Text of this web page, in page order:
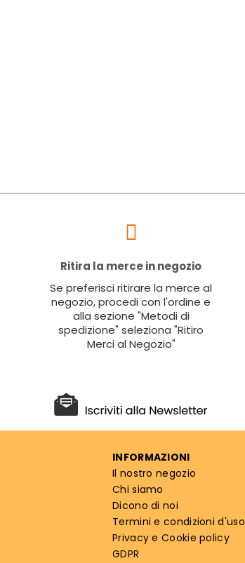
Ritira la merce in negozio
Se preferisci ritirare la merce al
negozio, procedi con l'ordine e
alla sezione "Metodi di
spedizione" seleziona "Ritiro
Merci al Negozio"
INFORMAZIONI
Il nostro negozio
Chi siamo
Dicono di noi
Termini e condizioni d'uso
Privacy e Cookie policy
GDPR